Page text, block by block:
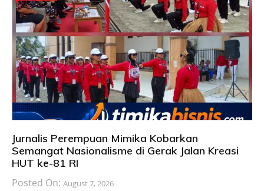
Jurnalis Perempuan Mimika Kobarkan
Semangat Nasionalisme di Gerak Jalan Kreasi
HUT ke-81 RI
Posted On: August 7, 2026